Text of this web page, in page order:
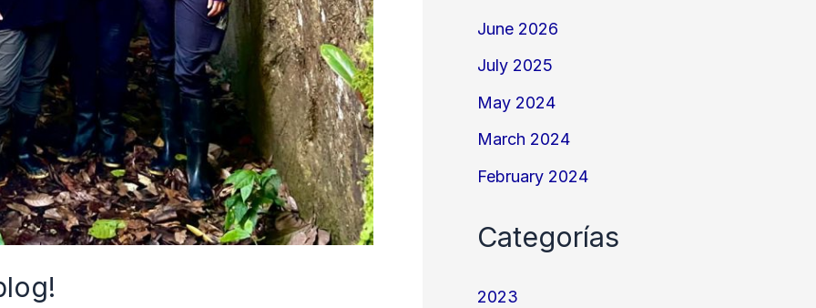
June 2026
July 2025
May 2024
March 2024
February 2024
Categorías
2023